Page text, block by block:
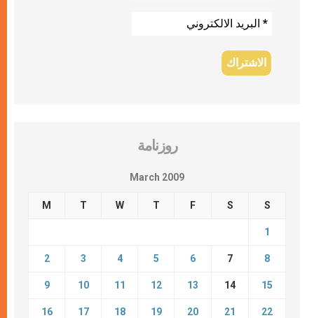
روزنامة
March 2009
M T W T F S S
1
2 3 4 5 6 7 8
9 10 11 12 13 14 15
16 17 18 19 20 21 22